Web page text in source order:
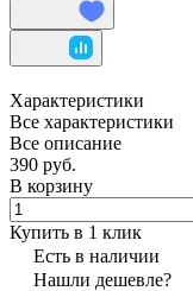
Характеристики
Все характеристики
Все описание
390 руб.
В корзину
Купить в 1 клик
Есть в наличии
Нашли дешевле?